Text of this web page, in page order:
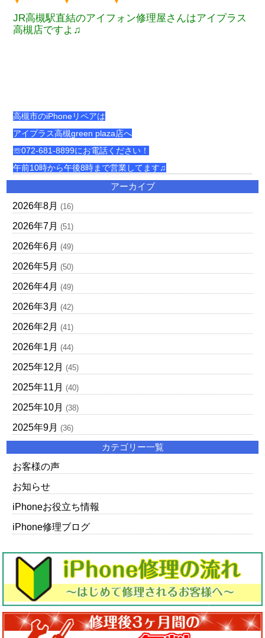
JR高槻駅直結のアイフォン修理屋さんはアイプラス
高槻店ですよ♫
高槻市のiPhoneリペアは
アイプラス高槻green plaza店へ
☏072-681-8899にお電話ください！
午前10時から午後8時まで営業してます♫
アーカイブ
2026年8月 (16)
2026年7月 (51)
2026年6月 (49)
2026年5月 (50)
2026年4月 (49)
2026年3月 (42)
2026年2月 (41)
2026年1月 (44)
2025年12月 (45)
2025年11月 (40)
2025年10月 (38)
2025年9月 (36)
カテゴリー一覧
お客様の声
お知らせ
iPhoneお役立ち情報
iPhone修理ブログ